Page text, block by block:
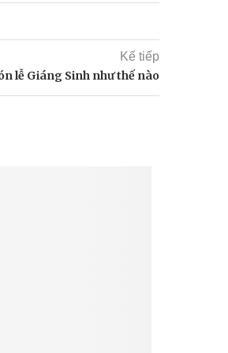
Kế tiếp
lễ Giáng Sinh như thế nào